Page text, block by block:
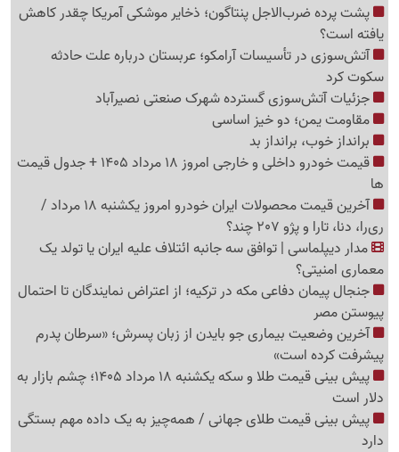
پشت پرده ضرب‌الاجل پنتاگون؛ ذخایر موشکی آمریکا چقدر کاهش
یافته است؟
آتش‌سوزی در تأسیسات آرامکو؛ عربستان درباره علت حادثه
سکوت کرد
جزئیات آتش‌سوزی گسترده شهرک صنعتی نصیرآباد
مقاومت یمن؛ دو خیز اساسی
برانداز خوب، برانداز بد
قیمت خودرو داخلی و خارجی امروز 18 مرداد 1405 + جدول قیمت
ها
آخرین قیمت محصولات ایران خودرو امروز یکشنبه 18 مرداد /
ری‌را، دنا، تارا و پژو 207 چند؟
مدار دیپلماسی | توافق سه جانبه ائتلاف علیه ایران یا تولد یک
معماری امنیتی؟
جنجال پیمان دفاعی مکه در ترکیه؛ از اعتراض نمایندگان تا احتمال
پیوستن مصر
آخرین وضعیت بیماری جو بایدن از زبان پسرش؛ «سرطان پدرم
پیشرفت کرده است»
پیش بینی قیمت طلا و سکه یکشنبه 18 مرداد 1405؛ چشم بازار به
دلار است
پیش بینی قیمت طلای جهانی / همه‌چیز به یک داده مهم بستگی
دارد